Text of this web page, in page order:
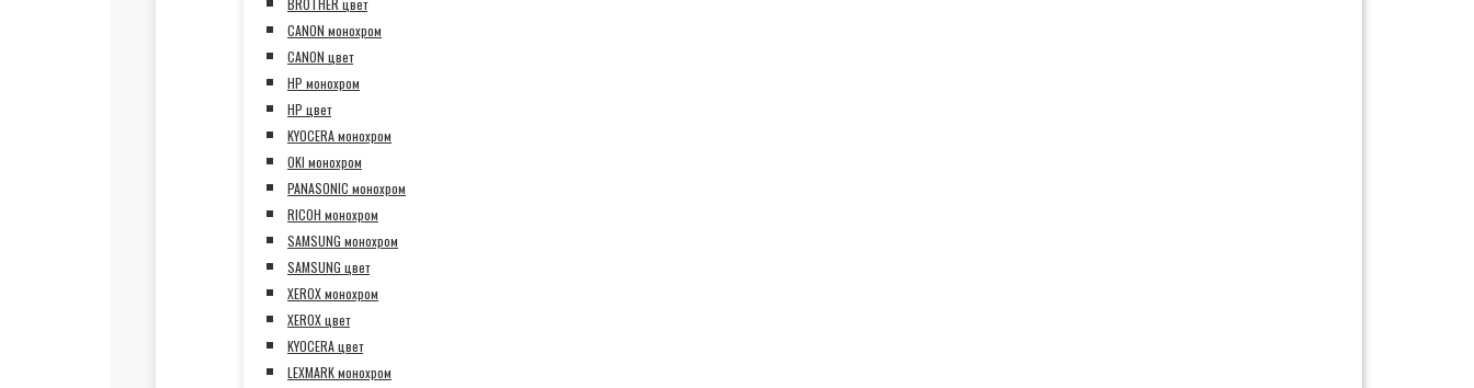
BROTHER цвет
CANON монохром
CANON цвет
HP монохром
HP цвет
KYOCERA монохром
OKI монохром
PANASONIC монохром
RICOH монохром
SAMSUNG монохром
SAMSUNG цвет
XEROX монохром
XEROX цвет
KYOCERA цвет
LEXMARK монохром